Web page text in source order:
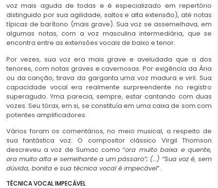
voz mais aguda de todas e é especializado em repertório
distinguido por sua agilidade, saltos e alta extensão), até notas
típicas de barítono (mais grave). Sua voz se assemelhava, em
algumas notas, com a voz masculina intermediária, que se
encontra entre as extensões vocais de baixo e tenor.
Por vezes, sua voz era mais grave e aveludada que a dos
tenores, com notas graves e cavernosas. Por exigência da Ária
ou da canção, tirava da garganta uma voz madura e viril. Sua
capacidade vocal era realmente surpreendente no registro
superagudo. Yma parecia, sempre, estar cantando com duas
vozes. Seu tórax, em si, se constituía em uma caixa de som com
potentes amplificadores.
Vários foram os comentários, no meio musical, a respeito de
sua fantástica voz. O compositor clássico Virgil Thomson
descreveu a voz de Sumac como “ora muito baixa e quente,
ora muito alta e semelhante a um pássaro”; (…) “Sua voz é, sem
dúvida, bonita e sua técnica vocal é impecável”.
TÉCNICA VOCAL IMPECÁVEL